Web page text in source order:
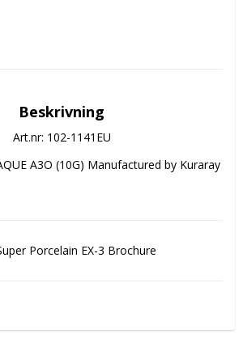
Beskrivning
Art.nr: 102-1141EU
A3O (10G) Manufactured by Kuraray
Porcelain EX-3 Brochure